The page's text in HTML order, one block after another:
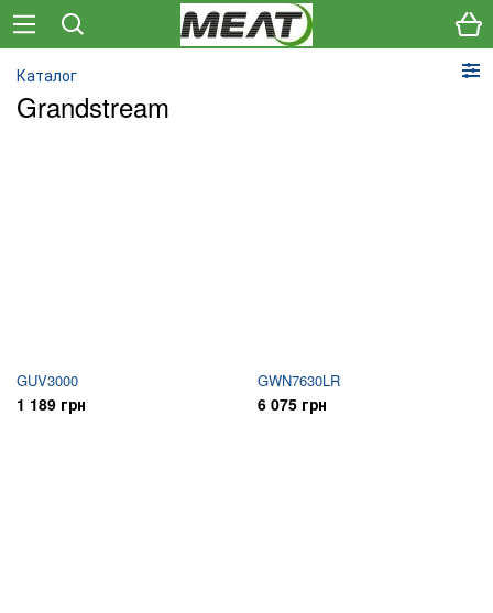
Каталог
Grandstream
GUV3000
1 189 грн
GWN7630LR
6 075 грн